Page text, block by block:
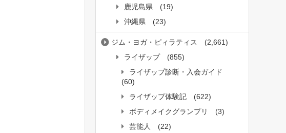
鹿児島県
(19)
沖縄県
(23)
ジム・ヨガ・ピィラティス
(2,661)
ライザップ
(855)
ライザップ診断・入会ガイド
(60)
ライザップ体験記
(622)
ボディメイクグランプリ
(3)
芸能人
(22)